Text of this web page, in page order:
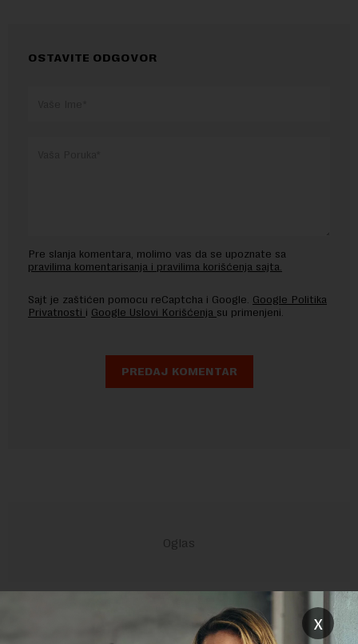
OSTAVITE ODGOVOR
Pre slanja komentara, molimo vas da se upoznate sa
pravilima komentarisanja i pravilima korišćenja sajta.
Sajt je zaštićen pomocu reCaptcha i Google. Google Politika
Privatnosti i Google Uslovi Korišćenja su primenjeni.
x